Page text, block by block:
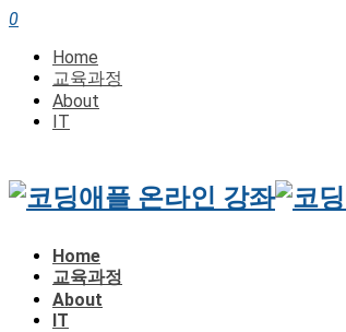
0
Home
교육과정
About
IT
Home
교육과정
About
IT